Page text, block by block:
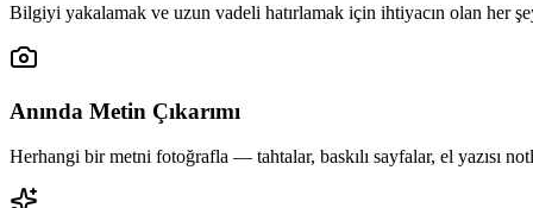
Bilgiyi yakalamak ve uzun vadeli hatırlamak için ihtiyacın olan her
Anında Metin Çıkarımı
Herhangi bir metni fotoğrafla — tahtalar, baskılı sayfalar, el yazısı